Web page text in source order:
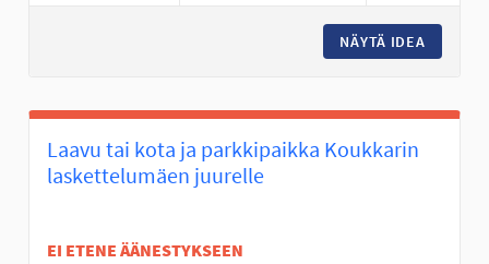
NÄYTÄ IDEA
Laavu tai kota ja parkkipaikka Koukkarin
laskettelumäen juurelle
EI ETENE ÄÄNESTYKSEEN